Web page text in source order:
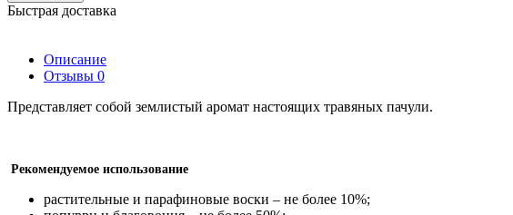
Быстрая доставка
Описание
Отзывы 0
Представляет собой землистый аромат настоящих травяных пачули.
Рекомендуемое использование
растительные и парафиновые воски – не более 10%;